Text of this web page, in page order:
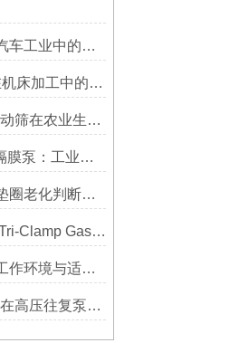
LoveJoy万向节在汽车工业中的重要性
Zero-Max联轴器在机床加工中的应用及精度保证方法
Sonic Sifter声波振动筛在农业生产中的应用与优化
胜佰德Sandpiper隔膜泵：工业流体输送的可靠动力解决方案
Tri-Clamp Gasket垫圈老化判断，定期更换维护要点
频繁泄漏？可能是Tri-Clamp Gasket垫圈安装的这5个误区导致的
LoveJoy万向节的工作环境与适用范围
Blacoh脉冲阻尼器在高压往复泵系统中的应用